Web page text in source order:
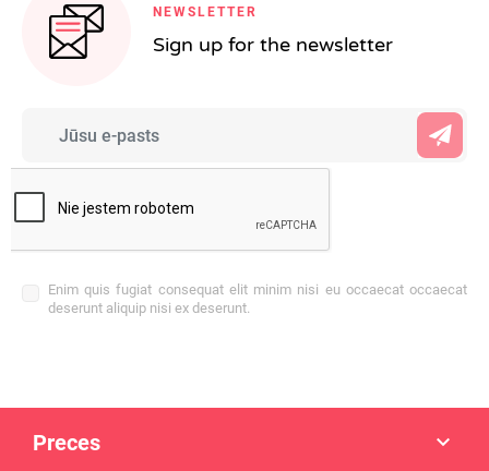
NEWSLETTER
Sign up for the newsletter
Enim quis fugiat consequat elit minim nisi eu occaecat occaecat
deserunt aliquip nisi ex deserunt.
Preces 